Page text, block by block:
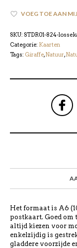
VOEG TOE AAN
SKU: STDR01-824-
Categorie: Kaarten
Tags: Giraffe,Natuur,
Het formaat is A6
postkaart. Goed om
altijd kiezen voor
enkelzijdig is
gladdere voorzijde